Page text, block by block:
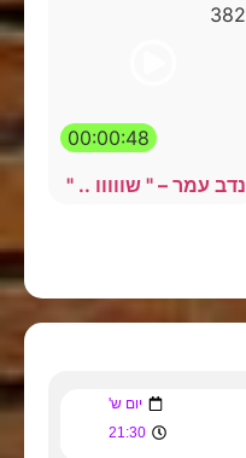
00:00:48
נדב עמר – " שווווו .. "
יום ש'
21:30